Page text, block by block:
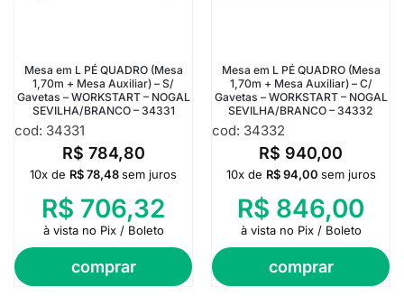
Mesa em L PÉ QUADRO (Mesa
1,70m + Mesa Auxiliar) – S/
Gavetas – WORKSTART – NOGAL
SEVILHA/BRANCO – 34331
cod: 34331
R$ 784,80
comprar
10x de R$78,48sem juros
R$ 706,32
à vista no Pix / Boleto
Mesa em L PÉ QUADRO (Mesa
1,70m + Mesa Auxiliar) – C/
Gavetas – WORKSTART – NOGAL
SEVILHA/BRANCO – 34332
cod: 34332
R$ 940,00
comprar
10x de R$94,00 sem juros
R$ 846,00
à vista no Pix / Boleto